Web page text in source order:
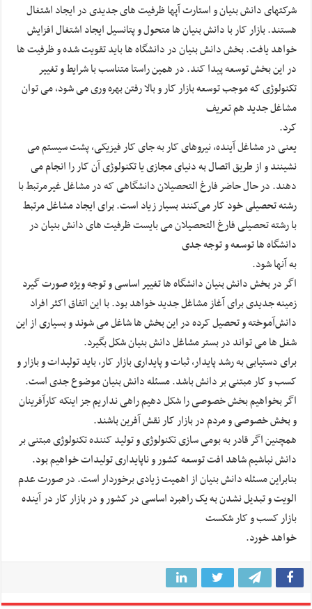
شرکتهای دانش بنیان و استارت آپها ظرفیت های جدیدی در ایجاد اشتغال
هستند. بازار کار با دانش بنیان ها متحول و پتانسیل ایجاد اشتغال افزایش
خواهد یافت. بخش دانش بنیان در دانشگاه ها باید تقویت شده و ظرفیت ها
در این بخش توسعه پیدا کند. در همین راستا متناسب با شرایط و تغییر
تکنولوژی که موجب توسعه بازار کار و بالا رفتن بهره وری می شود، می توان
مشاغل جدید هم تعریف
کرد.
یعنی در مشاغل آینده، نیروهای کار به جای کار فیزیکی، پشت سیستم می
نشینند و از طریق اتصال به دنیای مجازی یا تکنولوژی آن کار را انجام می
دهند. در حال حاضر فارغ التحصیلان دانشگاهی که در مشاغل غیرمرتبط با
رشته تحصیلی خود کار می‌کنند بسیار زیاد است. برای ایجاد مشاغل مرتبط
با رشته تحصیلی فارغ التحصیلان می بایست ظرفیت های دانش بنیان در
دانشگاه ها توسعه و توجه جدی
به آنها شود.
اگر در بخش دانش بنیان دانشگاه ها تغییر اساسی و توجه ویژه صورت گیرد
زمینه جدیدی برای آغاز مشاغل جدید خواهد بود. با این اتفاق اکثر افراد
دانش‌آموخته و تحصیل کرده در این بخش ها شاغل می شوند و بسیاری از این
شغل ها می تواند در بستر مشاغل دانش بنیان شکل بگیرد.
برای دستیابی به رشد پایدار، ثبات و پایداری بازار کار، باید تولیدات و بازار و
کسب و کار مبتنی بر دانش باشد. مسئله دانش بنیان موضوع جدی است.
اگر بخواهیم بخش خصوصی را شکل دهیم راهی نداریم جز اینکه کارآفرینان
و بخش خصوصی و مردم در بازار کار نقش آفرین باشند.
همچنین اگر قادر به بومی سازی تکنولوژی و تولید کننده تکنولوژی مبتنی بر
دانش نباشیم شاهد افت توسعه کشور و ناپایداری تولیدات خواهیم بود.
بنابراین مسئله دانش بنیان از اهمیت زیادی برخوردار است. در صورت عدم
الویت و تبدیل نشدن به یک راهبرد اساسی در کشور و در بازار کار در آینده
بازار کسب و کار شکست
خواهد خورد.